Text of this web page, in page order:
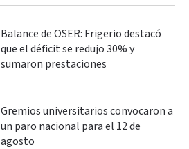
Balance de OSER: Frigerio destacó
que el déficit se redujo 30% y
sumaron prestaciones
Gremios universitarios convocaron a
un paro nacional para el 12 de
agosto